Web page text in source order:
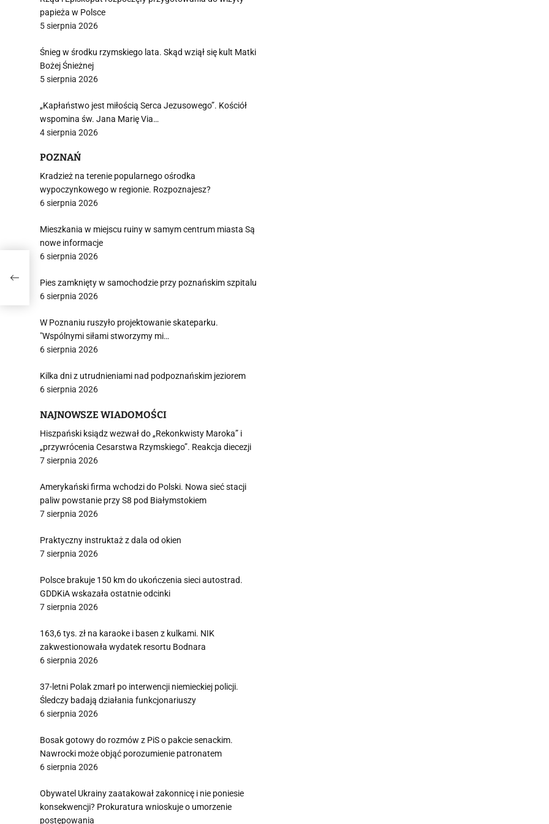
papieża w Polsce
5 sierpnia 2026
Śnieg w środku rzymskiego lata. Skąd wziął się kult Matki
Bożej Śnieżnej
5 sierpnia 2026
„Kapłaństwo jest miłością Serca Jezusowego”. Kościół
wspomina św. Jana Marię Via…
4 sierpnia 2026
POZNAŃ
Kradzież na terenie popularnego ośrodka
wypoczynkowego w regionie. Rozpoznajesz?
6 sierpnia 2026
Mieszkania w miejscu ruiny w samym centrum miasta Są
nowe informacje
6 sierpnia 2026
Pies zamknięty w samochodzie przy poznańskim szpitalu
6 sierpnia 2026
W Poznaniu ruszyło projektowanie skateparku.
"Wspólnymi siłami stworzymy mi…
6 sierpnia 2026
Kilka dni z utrudnieniami nad podpoznańskim jeziorem
6 sierpnia 2026
NAJNOWSZE WIADOMOŚCI
Hiszpański ksiądz wezwał do „Rekonkwisty Maroka” i
„przywrócenia Cesarstwa Rzymskiego”. Reakcja diecezji
7 sierpnia 2026
Amerykański firma wchodzi do Polski. Nowa sieć stacji
paliw powstanie przy S8 pod Białymstokiem
7 sierpnia 2026
Praktyczny instruktaż z dala od okien
7 sierpnia 2026
Polsce brakuje 150 km do ukończenia sieci autostrad.
GDDKiA wskazała ostatnie odcinki
7 sierpnia 2026
163,6 tys. zł na karaoke i basen z kulkami. NIK
zakwestionowała wydatek resortu Bodnara
6 sierpnia 2026
37-letni Polak zmarł po interwencji niemieckiej policji.
Śledczy badają działania funkcjonariuszy
6 sierpnia 2026
Bosak gotowy do rozmów z PiS o pakcie senackim.
Nawrocki może objąć porozumienie patronatem
6 sierpnia 2026
Obywatel Ukrainy zaatakował zakonnicę i nie poniesie
konsekwencji? Prokuratura wnioskuje o umorzenie
postępowania